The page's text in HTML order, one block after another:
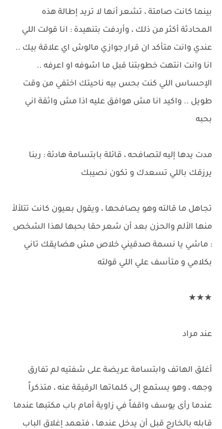
بينما كانت صامتة ، تشعر أنها لا تريد إطالة هذه
المحادثة أكثر من ذلك ، وأردفت بتنهيدة : انا قولت اللي
عندي وانت متأكد ان قرار جوازي مالوش اي علاقة بيك ..
انا وانت انتهت خطوبتنا قبل ما اشوفه او اعرفه ..
الإحساس اللي كنت بحس بيه ناحيتك اختفي من وقت
طويل .. واكيد انا مش هوافق عليه اذا مش واثقة اني
بحبه
مدت يدها إليه لتصافحه ، قائلة بابتسامة هادئة : ربنا
يرزقك باللي تسعدك و تكون نصيبك
تجاهل ما قالته وهو يصافحها ، ​​ويقول بعيون كانت تتلألأ
منها الألم والحزن بعد أن شعر حقا بحبها لهذا الشخص
: ماشي يا نسمة صدقيني خلاص مش هضايقك تاني
بكلامي و متأسف علي اللي قولته
★★★
عند مراد
أغلق الهاتف وابتسامة عريضة على شفتيه لم تفارق
وجهه ، وهو يستمع إلى كلماتها الرقيقة عنه ، متذكراً
عندما رأى يوسف واقفاً في زاوية أمام باب مكتبها عندما
قابله بالخارج قبل أن يدخل عندها ، فتعمد إغلاق الباب